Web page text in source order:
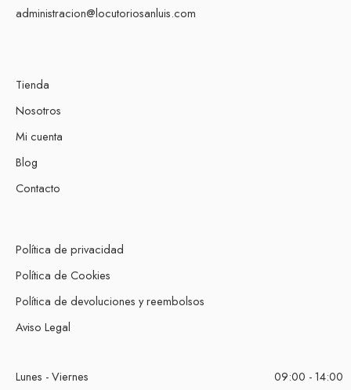
administracion@locutoriosanluis.com
Tienda
Nosotros
Mi cuenta
Blog
Contacto
Política de privacidad
Política de Cookies
Política de devoluciones y reembolsos
Aviso Legal
Lunes - Viernes
09:00 - 14:00